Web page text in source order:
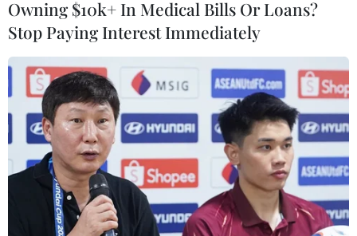
Phần hộp quảng cáo của quán karaoke bị cháy
rơi xuống đất.
Video clip hiện trường vụ cháy:
Owning $10k+ In Medical Bills Or Loans?
Stop Paying Interest Immediately